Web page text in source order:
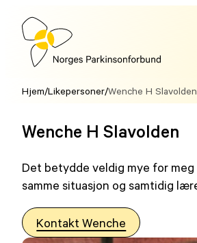
Hopp
innholdNorges
Hjem/Likepersoner/Wenche H Slavolden
Wenche H Slavolden
Det betydde veldig mye for
samme situasjon og samtidig
Kontakt Wenche